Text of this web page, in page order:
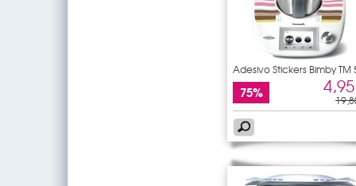
Adesivo Stickers Bimby TM
75%